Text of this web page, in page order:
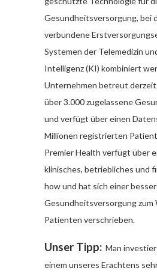
Gesundheitsversorgung, bei
verbundene
Systemen der Telemedizin
Intelligenz (KI) kombiniert
Unternehmen betreut derzeit
über 3.000 zugelassene
und verfügt über einen
Millionen registrierten
Premier Health verfügt über
klinisches, betriebliches und
how und hat sich einer
Gesundheitsversorgung zum
Patienten verschrieben.
Unser Tipp: Man
einem unseres Erachtens